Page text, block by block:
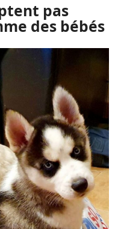
pas
des bébés